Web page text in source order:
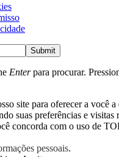
Submit
Enterpara procurar.
site para oferecer a você a
suas preferências e visitas
concorda com o uso de
pessoais.